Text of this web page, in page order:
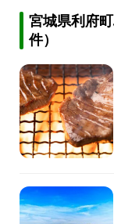
宮城県利府
件）